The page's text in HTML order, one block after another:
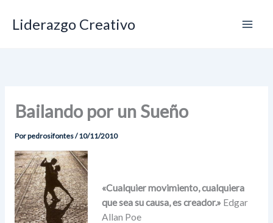
Liderazgo Creativo
Bailando por un Sueño
Porpedrosifontes/10/11/2010
«Cualquier movimiento, cualquiera
que sea su causa, es creador.» Edgar
Allan Poe